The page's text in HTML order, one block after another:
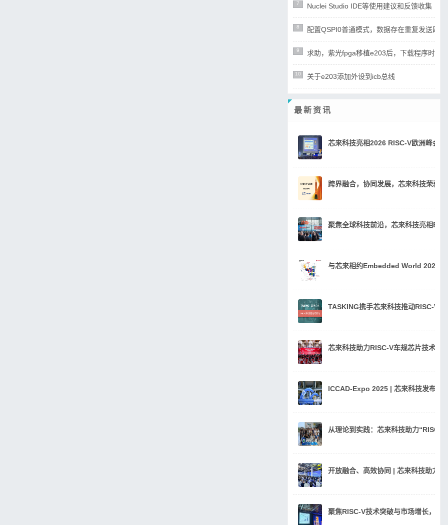
7 Nuclei Studio IDE等使用建议和反馈收集
8 配置QSPI0普通模式，数据存在重复发送四
9 求助，紫光fpga移植e203后，下载程序时
10 关于e203添加外设到icb总线
最新资讯
芯来科技亮相2026 RISC-V欧洲峰会
跨界融合，协同发展，芯来科技荣获
聚焦全球科技前沿，芯来科技亮相
与芯来相约Embedded World 2026，
TASKING携手芯来科技推动RISC-V汽
芯来科技助力RISC-V车规芯片技术与
ICCAD-Expo 2025 | 芯来科技发布
从理论到实践：芯来科技助力“RISC-
开放融合、高效协同 | 芯来科技助力
聚焦RISC-V技术突破与市场增长，芯